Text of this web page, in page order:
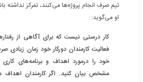
تیم صرف انجام پروژه‌ها می‌کنند، تمرکز نداشته
او می‌گوید:
کار درستی نیست که برای آگاهی از
فعالیت کارمندان دورکار خود زمان زیادی
خود را درمورد اهداف و برنامه‌های
مشخص بیان کنید. اگر کارمندان اهداف